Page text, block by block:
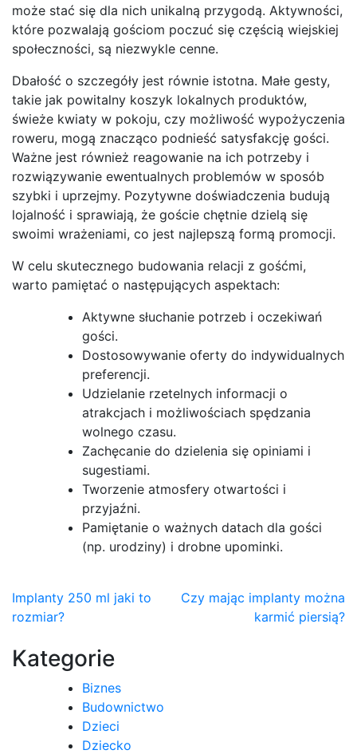
może stać się dla nich unikalną przygodą. Aktywności,
które pozwalają gościom poczuć się częścią wiejskiej
społeczności, są niezwykle cenne.
Dbałość o szczegóły jest równie istotna. Małe gesty,
takie jak powitalny koszyk lokalnych produktów,
świeże kwiaty w pokoju, czy możliwość wypożyczenia
roweru, mogą znacząco podnieść satysfakcję gości.
Ważne jest również reagowanie na ich potrzeby i
rozwiązywanie ewentualnych problemów w sposób
szybki i uprzejmy. Pozytywne doświadczenia budują
lojalność i sprawiają, że goście chętnie dzielą się
swoimi wrażeniami, co jest najlepszą formą promocji.
W celu skutecznego budowania relacji z gośćmi,
warto pamiętać o następujących aspektach:
Aktywne słuchanie potrzeb i oczekiwań
gości.
Dostosowywanie oferty do indywidualnych
preferencji.
Udzielanie rzetelnych informacji o
atrakcjach i możliwościach spędzania
wolnego czasu.
Zachęcanie do dzielenia się opiniami i
sugestiami.
Tworzenie atmosfery otwartości i
przyjaźni.
Pamiętanie o ważnych datach dla gości
(np. urodziny) i drobne upominki.
Nawigacja
wpisu
Implanty 250 ml jaki to
rozmiar?
Czy mając implanty można
karmić piersią?
Kategorie
Biznes
Budownictwo
Dzieci
Dziecko